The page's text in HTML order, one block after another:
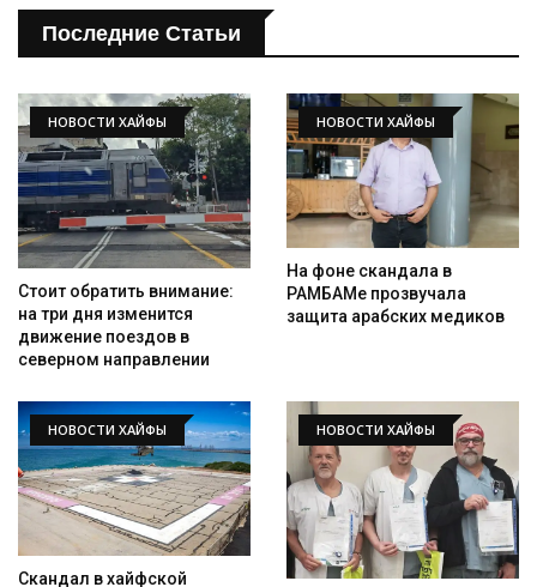
Последние Статьи
НОВОСТИ ХАЙФЫ
Стоит обратить внимание:
на три дня изменится
движение поездов в
северном направлении
НОВОСТИ ХАЙФЫ
На фоне скандала в
РАМБАМе прозвучала
защита арабских медиков
НОВОСТИ ХАЙФЫ
Скандал в хайфской
НОВОСТИ ХАЙФЫ